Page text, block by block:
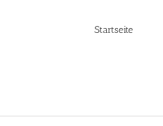
Startseite